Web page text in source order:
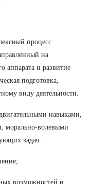
процесс
на
аппарата и развитие
подготовка,
виду деятельности.
навыками,
морально-волевыми
задач:
возможностей и